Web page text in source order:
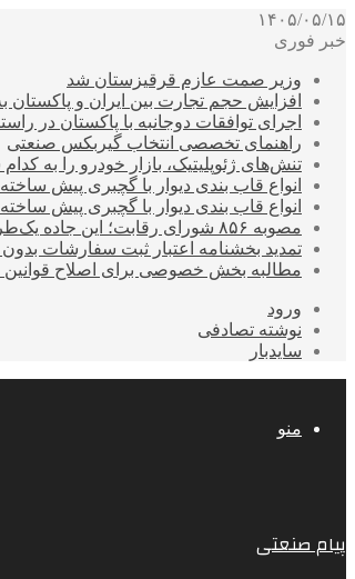
۱۴۰۵/۰۵/۱۵
خبر فوری
وزیر صمت عازم قرقیزستان شد
افزایش حجم تجارت بین ایران و پاکستان به رقم ۱۰
اجرای توافقات دوجانبه با پاکستان در
راهنمای تخصصی انتخاب گیربکس صنعتی
تنش‌های ژئوپلیتیک، بازار خودرو را به
انواع قاب بندی دیوار با گچبری پیش
انواع قاب بندی دیوار با گچبری پیش
مصوبه ۸۵۶ شورای رقابت؛ این جاده یک‌طرفه است
تمدید بخشنامه اعتبار ثبت سفارشات بدون انتقال
مطالبه بخش خصوصی برای اصلاح
ورود
نوشته تصادفی
سایدبار
منو
پیام صنعتی